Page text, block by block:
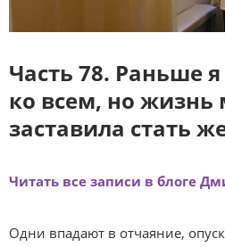
Часть 78. Раньше
ко всем, но жизнь
заставила стать
Читать все записи в блоге
Одни впадают в отчаяние,